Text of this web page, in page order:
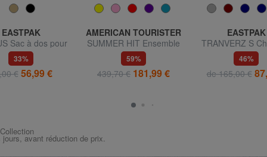
EASTPAK
Sac à dos pour
ordinateur 15"
33%
€ 56,99 €
AMERICAN TOURISTER
SUMMER HIT Ensemble
cabine + trolley moyen +
grand
59%
439,70 € 181,99 €
EASTPAK
TRANVERZ S
bagages à
46%
de 165,00 €
avant réduction de prix.